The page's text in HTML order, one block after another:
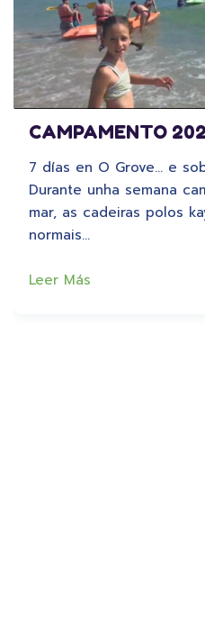
CAMPAMENTO
7 días en O Grove… e
Durante unha semana
mar, as cadeiras polos
normais…
Leer Más